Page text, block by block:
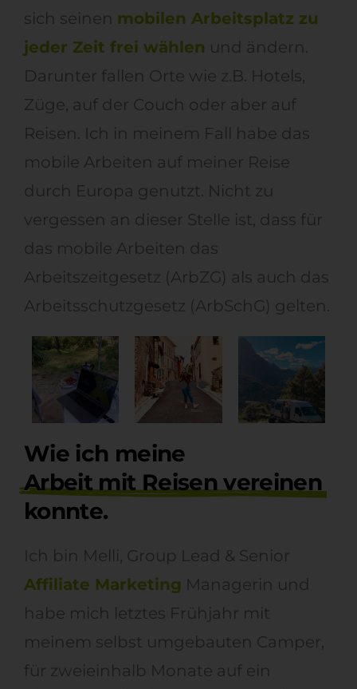
sich seinen mobilen Arbeitsplatz zu
jeder Zeit frei wählen und ändern.
Darunter fallen Orte wie z.B. Hotels,
Züge, auf der Couch oder aber auf
Reisen. Ich in meinem Fall habe das
mobile Arbeiten auf meiner Reise
durch Europa genutzt. Nicht zu
vergessen an dieser Stelle ist, dass für
das mobile Arbeiten das
Arbeitszeitgesetz (ArbZG) als auch das
Arbeitsschutzgesetz (ArbSchG) gelten.
Wie ich meine
Arbeit mit Reisen vereinen
konnte.
Ich bin Melli, Group Lead & Senior
Affiliate Marketing Managerin und
habe mich letztes Frühjahr mit
meinem selbst umgebauten Camper,
für zweieinhalb Monate auf ein